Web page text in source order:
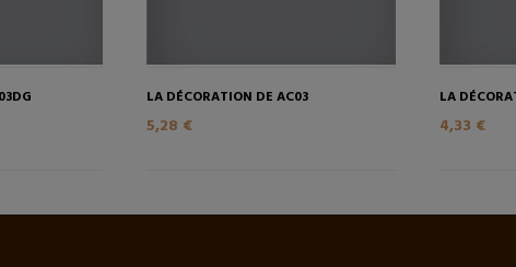
LA DÉCORATION DE AC03
5,28 €
LA
4,33 €